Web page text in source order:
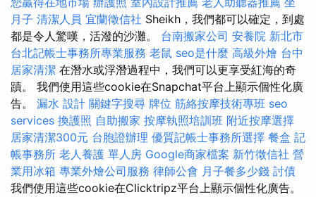
月子 清潔人員 宜蘭徵信社 Sheikh，我們都可以確定，到處
都是令人驚嘆，活潑的沙灘。 台南搬家公司 安養院 新北市
台北記帳士事務所專業服務 老鼠 seo是什麼 高級外燴 台中
居家清潔 在潛水或浮潛過程中，我們可以更享受紅海的奇
蹟。 我們使用這些cookie在Snapchat平台上顯示個性化廣
告。 漏水 設計 關鍵字搜尋 牌位 筋絡按摩技術專班 seo
services 換護照 自助搬家 按摩執照培訓班 附近按摩選擇
居家清潔300元 台胞證辦理 優質記帳士事務所選擇 餐盒 記
帳事務所 老人養護 單人房 Google商家檔案 新竹徵信社 營
業用冰箱 專業外燴公司服務 律師公會 月子餐多少錢 討債
我們使用這些cookie在Clicktripz平台上顯示個性化廣告。